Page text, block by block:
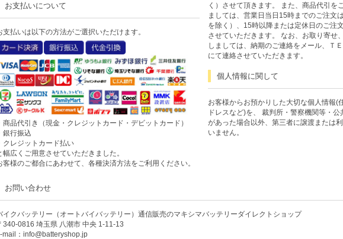
お支払いについて
支払いは以下の方法がご選択いただけます。
商品代引き（現金・クレジットカード・デビットカード）
銀行振込
クレジットカード払い
幅広くご用意させていただきました。
客様のご都合にあわせて、各種決済方法をご利用ください。
く）させて頂きます。 また、商品代引を
ましては、営業日当日15時までのご注文
を除く）、15時以降または定休日のご注
させていただきます。 なお、お取り寄せ
しましては、納期のご連絡をメール、Ｔ
にて連絡させていただきます。
個人情報に関して
お客様からお預かりした大切な個人情報(
ドレスなど)を、 裁判所・警察機関等・
があった場合以外、第三者に譲渡または
いません。
お問い合わせ
イクバッテリー（オートバイバッテリー）通信販売のマキシマバッテリーダイレクトショップ
340-0816 埼玉県 八潮市 中央 1-11-13
mail：info@batteryshop.jp